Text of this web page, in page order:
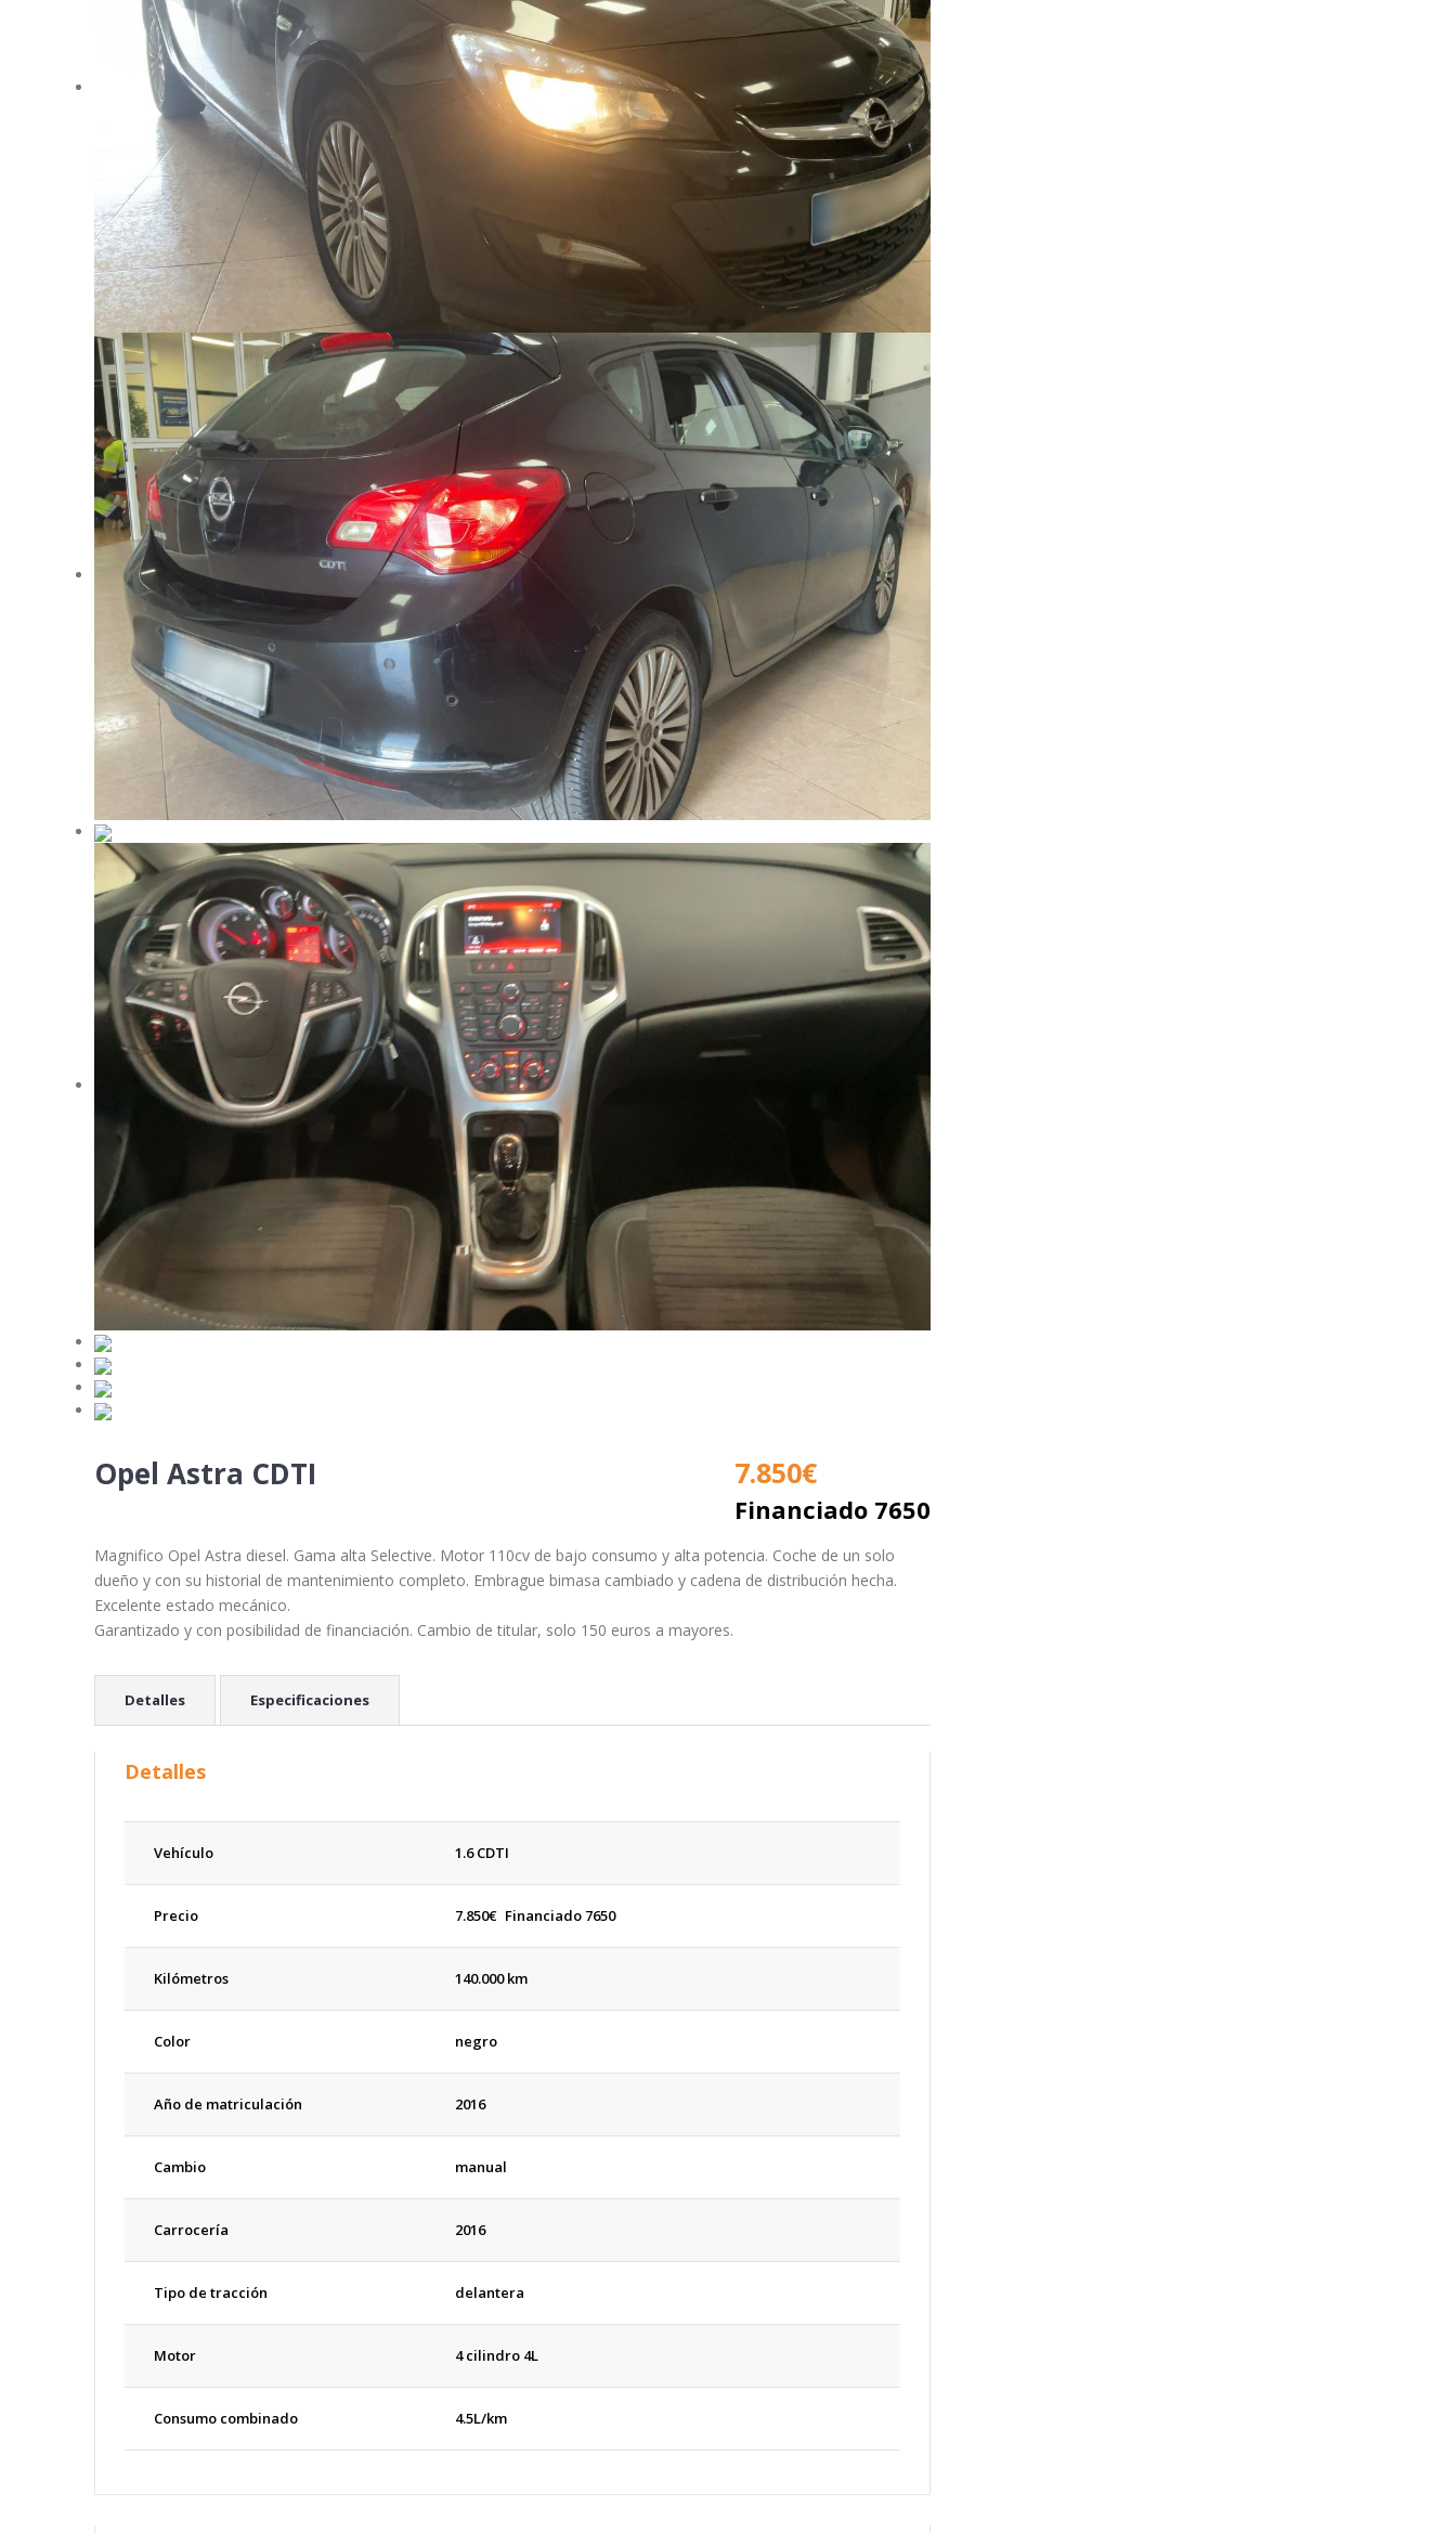
Opel Astra CDTI 7.850€
Financiado 7650
Magnifico Opel Astra diesel. Gama alta Selective. Motor 110cv de bajo consumo y alta potencia. Coche de un solo
dueño y con su historial de mantenimiento completo. Embrague bimasa cambiado y cadena de distribución hecha.
Excelente estado mecánico.
Garantizado y con posibilidad de financiación. Cambio de titular, solo 150 euros a mayores.
Detalles Especificaciones
Detalles
Vehículo 1.6 CDTI
Precio 7.850€ Financiado 7650
Kilómetros 140.000 km
Color negro
Año de matriculación 2016
Cambio manual
Carrocería 2016
Tipo de tracción delantera
Motor 4 cilindro 4L
Consumo combinado 4.5L/km